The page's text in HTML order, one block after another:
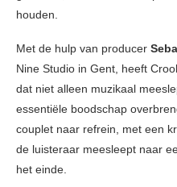
houden.
Met de hulp van producer
Nine Studio in Gent, heeft
dat niet alleen muzikaal
essentiële boodschap
couplet naar refrein, met een
de luisteraar meesleept naar
het einde.